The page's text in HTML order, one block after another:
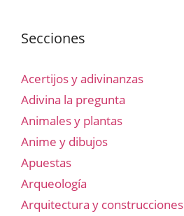
Secciones
Acertijos y adivinanzas
Adivina la pregunta
Animales y plantas
Anime y dibujos
Apuestas
Arqueología
Arquitectura y construcciones